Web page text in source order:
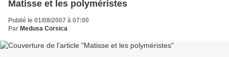
Matisse et les polyméristes
Publié le 01/08/2007 à 07:00
Par Medusa Corsica